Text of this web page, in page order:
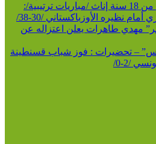
كرة اليد / مونديال أقل من 18 سنة إناث /مباريات ترتيبية/:
أمام نظيره الأوزباكستاني /30-38/
مهدي طاهرات يعلن اعتزاله عن
– تحضيرات : فوز شباب قسنطينة
/2-0/